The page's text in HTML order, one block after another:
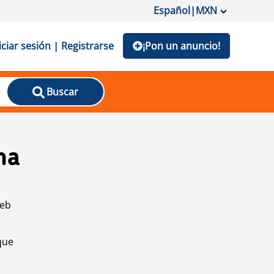
Español|MXN
sesión | Registrarse ¡Pon un anuncio!
Buscar